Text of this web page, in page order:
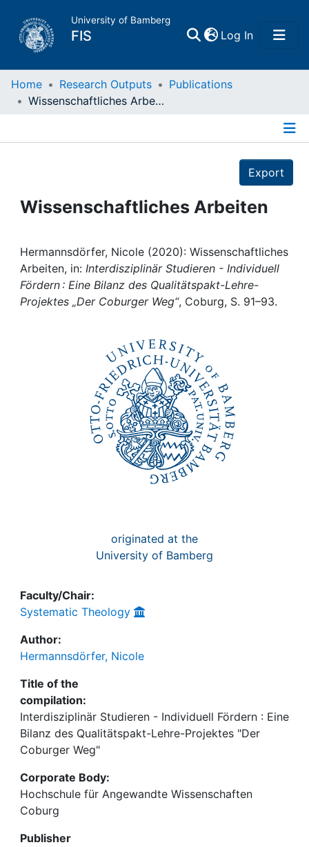
University of Bamberg
FIS Log In(current)
Home
Institutions
Awards
Home Research Outputs
Publications
Wissenschaftliches Arbeiten
Export
Wissenschaftliches Arbeiten
Hermannsdörfer, Nicole (2020): Wissenschaftliches
Arbeiten, in: Interdisziplinär Studieren - Individuell
Fördern : Eine Bilanz des Qualitätspakt-Lehre-
Projektes „Der Coburger Weg“, Coburg, S. 91–93.
originated at the
University of Bamberg
Faculty/Chair:
Systematic Theology
Author:
Hermannsdörfer, Nicole
Title of the
compilation:
Interdisziplinär Studieren - Individuell Fördern : Eine
Bilanz des Qualitätspakt-Lehre-Projektes "Der
Coburger Weg"
Corporate Body:
Hochschule für Angewandte Wissenschaften
Coburg
Publisher